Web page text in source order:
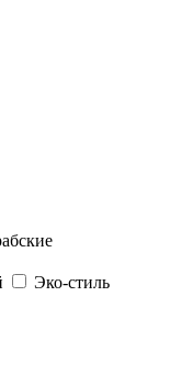
Эко-стиль